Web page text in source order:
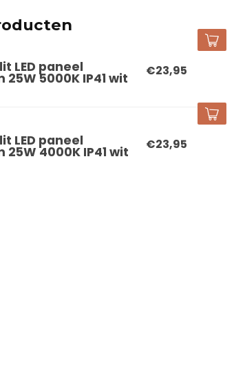
LED paneel
25W 5000K IP41 wit €23,95
LED paneel
25W 4000K IP41 wit €23,95